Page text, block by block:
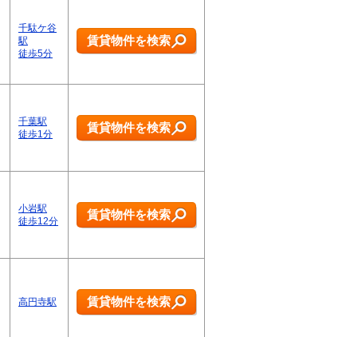
千駄ケ谷
駅
徒歩5分
賃貸物件を検索
千葉駅
徒歩1分
賃貸物件を検索
小岩駅
徒歩12分
賃貸物件を検索
高円寺駅 賃貸物件を検索